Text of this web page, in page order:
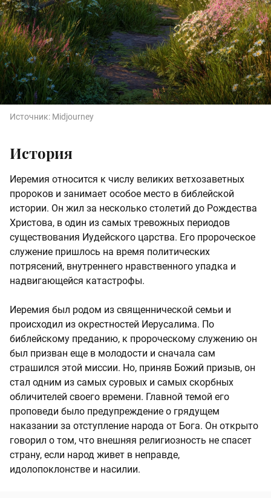
Источник: Midjourney
История
Иеремия относится к числу великих ветхозаветных
пророков и занимает особое место в библейской
истории. Он жил за несколько столетий до Рождества
Христова, в один из самых тревожных периодов
существования Иудейского царства. Его пророческое
служение пришлось на время политических
потрясений, внутреннего нравственного упадка и
надвигающейся катастрофы.
Иеремия был родом из священнической семьи и
происходил из окрестностей Иерусалима. По
библейскому преданию, к пророческому служению он
был призван еще в молодости и сначала сам
страшился этой миссии. Но, приняв Божий призыв, он
стал одним из самых суровых и самых скорбных
обличителей своего времени. Главной темой его
проповеди было предупреждение о грядущем
наказании за отступление народа от Бога. Он открыто
говорил о том, что внешняя религиозность не спасет
страну, если народ живет в неправде,
идолопоклонстве и насилии.